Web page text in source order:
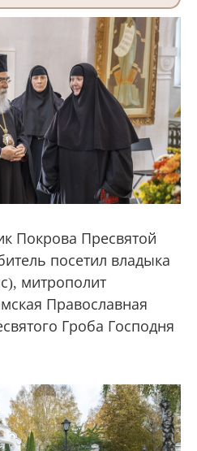
Покрова Пресвятой
посетил владыка
митрополит
Православная
Гроба Господня